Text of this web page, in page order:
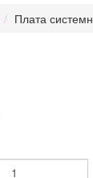
Плата